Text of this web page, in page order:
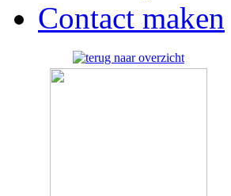
Contact maken